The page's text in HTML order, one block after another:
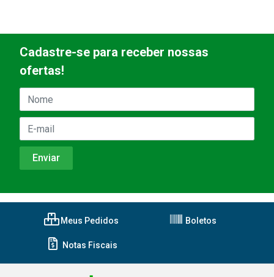
Cadastre-se para receber nossas
ofertas!
Meus Pedidos Boletos
Notas Fiscais